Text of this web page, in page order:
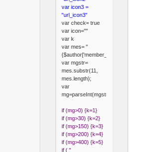
var icon3 =
"url_icon3"
var check= true
var icon=""
var k
var mes= "
{$author['member_posts']}"
var mgstr=
mes.substr(11,
mes.length);
var
mg=parseInt(mgstr);
if (mg>0) {k=1}
if (mg>30) {k=2}
if (mg>150) {k=3}
if (mg>200) {k=4}
if (mg>400) {k=5}
if ( "